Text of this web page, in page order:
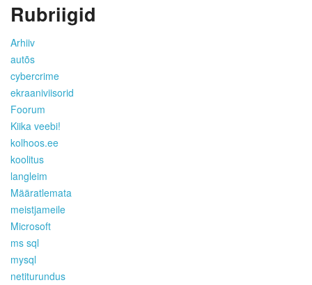
Rubriigid
Arhiiv
autõs
cybercrime
ekraaniviisorid
Foorum
Kiika veebi!
kolhoos.ee
koolitus
langleim
Määratlemata
meistjameile
Microsoft
ms sql
mysql
netiturundus